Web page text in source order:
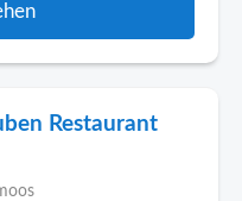
Restaurant